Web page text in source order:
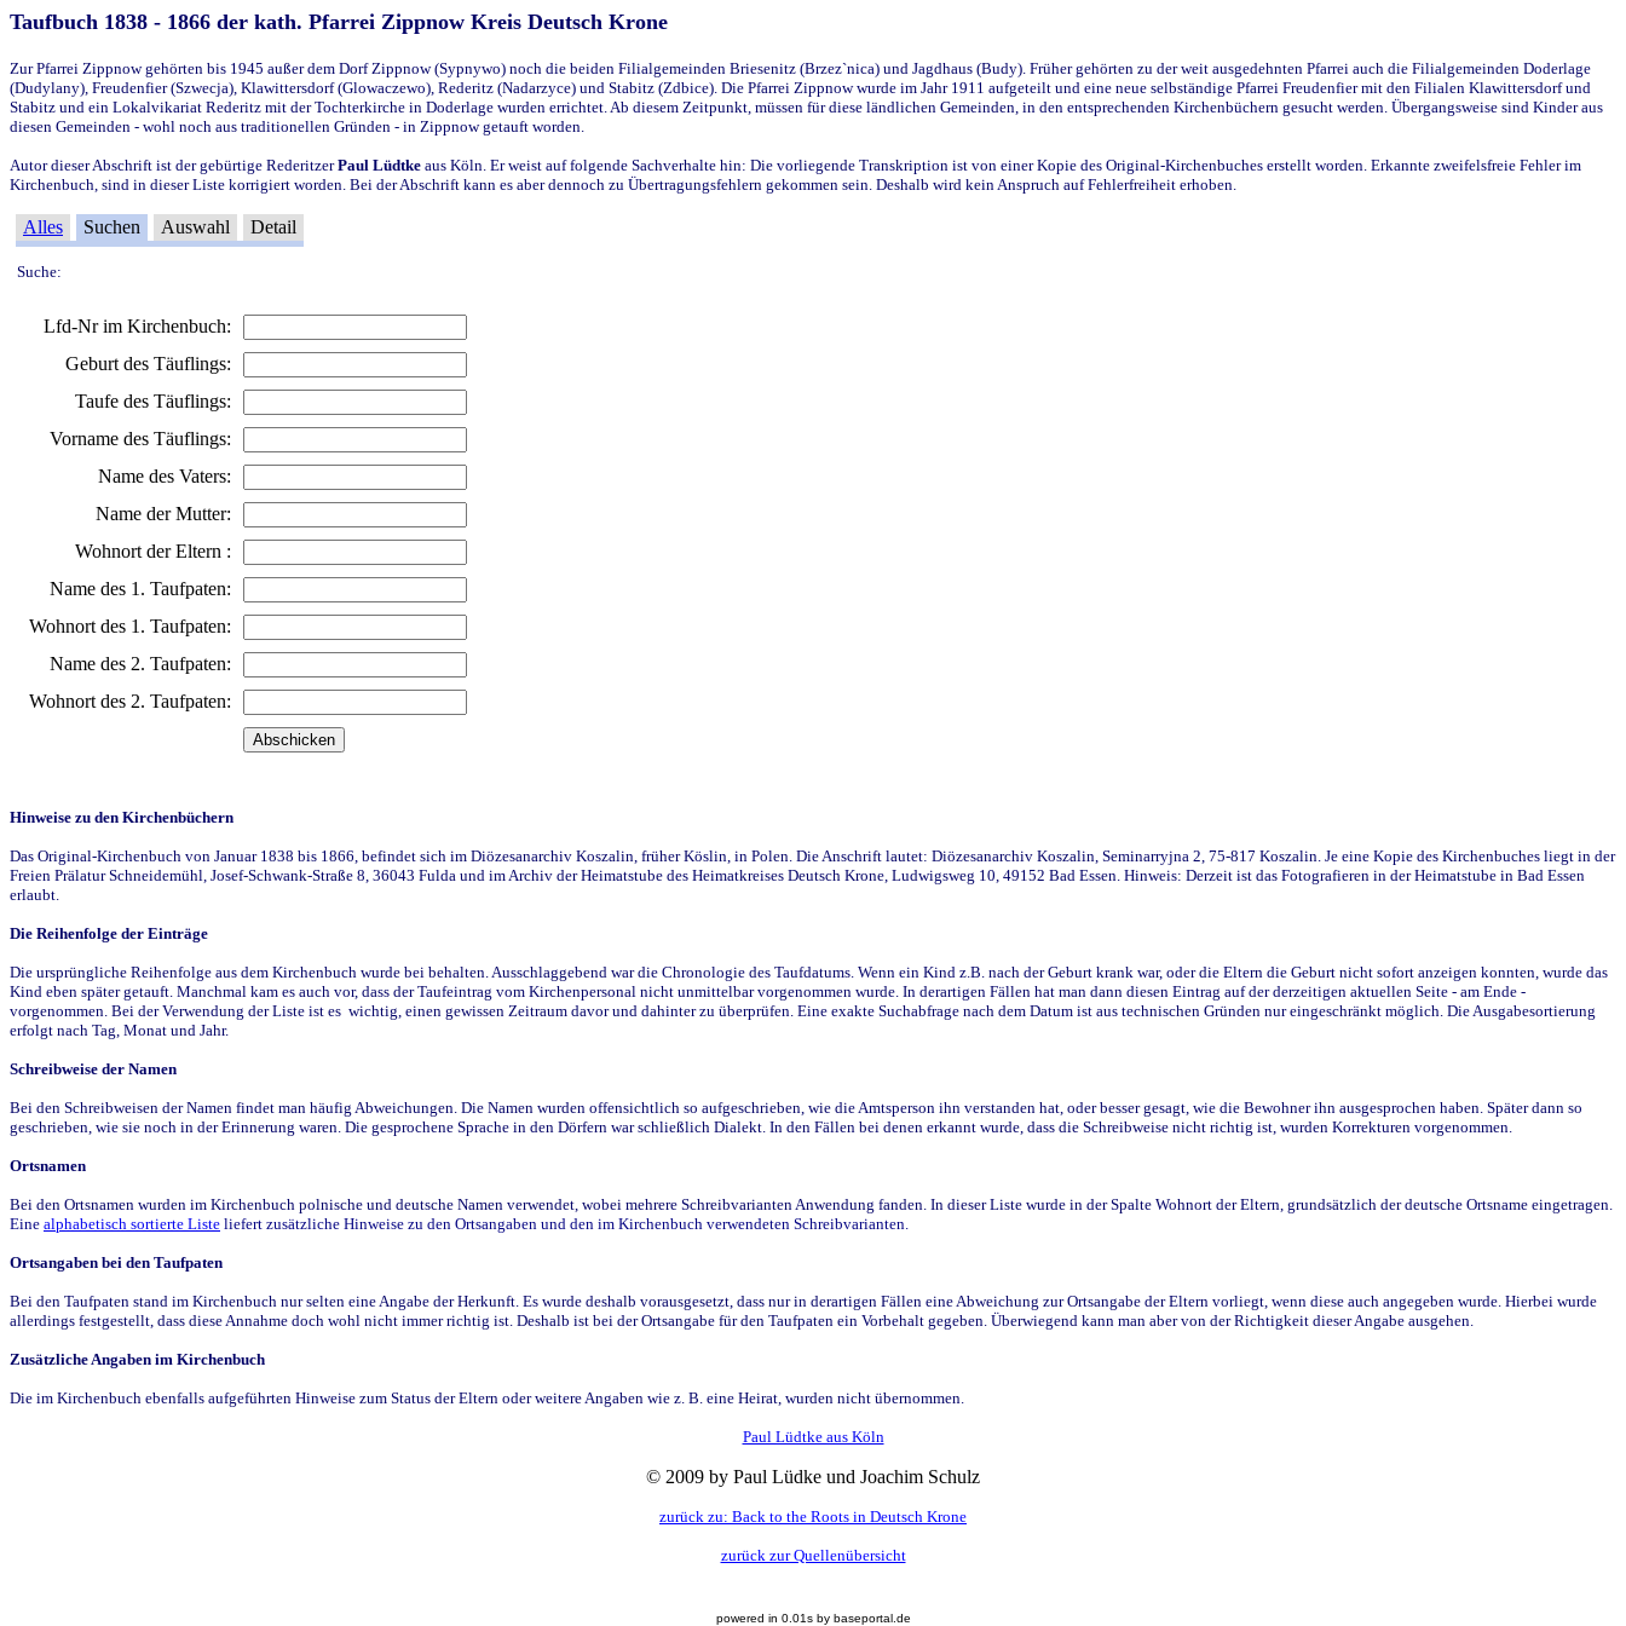
Taufbuch 1838 - 1866 der kath. Pfarrei Zippnow Kreis Deutsch Krone
Zur Pfarrei Zippnow gehörten bis 1945 außer dem Dorf Zippnow (Sypnywo) noch die beiden Filialgemeinden Briesenitz (Brzez`nica) und Jagdhaus (Budy). Früher gehörten zu der weit ausgedehnten Pfarrei auch die Filialgemeinden Doderlage
(Dudylany), Freudenfier (Szwecja), Klawittersdorf (Glowaczewo), Rederitz (Nadarzyce) und Stabitz (Zdbice). Die Pfarrei Zippnow wurde im Jahr 1911 aufgeteilt und eine neue selbständige Pfarrei Freudenfier mit den Filialen Klawittersdorf und
Stabitz und ein Lokalvikariat Rederitz mit der Tochterkirche in Doderlage wurden errichtet. Ab diesem Zeitpunkt, müssen für diese ländlichen Gemeinden, in den entsprechenden Kirchenbüchern gesucht werden. Übergangsweise sind Kinder aus
diesen Gemeinden - wohl noch aus traditionellen Gründen - in Zippnow getauft worden.
Autor dieser Abschrift ist der gebürtige RederitzerPaul Lüdtke aus Köln. Er weist auf folgende Sachverhalte hin: Die vorliegende Transkription ist von einer Kopie des Original-Kirchenbuches erstellt worden. Erkannte zweifelsfreie Fehler im
Kirchenbuch, sind in dieser Liste korrigiert worden. Bei der Abschrift kann es aber dennoch zu Übertragungsfehlern gekommen sein. Deshalb wird kein Anspruch auf Fehlerfreiheit erhoben.
Alles Suchen Auswahl Detail
Suche:
Lfd-Nr im Kirchenbuch:
Geburt des Täuflings:
Taufe des Täuflings:
Vorname des Täuflings:
Name des Vaters:
Name der Mutter:
Wohnort der Eltern :
Name des 1. Taufpaten:
Wohnort des 1. Taufpaten:
Name des 2. Taufpaten:
Wohnort des 2. Taufpaten:
Hinweise zu den Kirchenbüchern
Das Original-Kirchenbuch von Januar 1838 bis 1866, befindet sich im Diözesanarchiv Koszalin, früher Köslin, in Polen. Die Anschrift lautet: Diözesanarchiv Koszalin, Seminarryjna 2, 75-817 Koszalin. Je eine Kopie des Kirchenbuches liegt in der
Freien Prälatur Schneidemühl, Josef-Schwank-Straße 8, 36043 Fulda und im Archiv der Heimatstube des Heimatkreises Deutsch Krone, Ludwigsweg 10, 49152 Bad Essen. Hinweis: Derzeit ist das Fotografieren in der Heimatstube in Bad Essen
erlaubt.
Die Reihenfolge der Einträge
Die ursprüngliche Reihenfolge aus dem Kirchenbuch wurde bei behalten. Ausschlaggebend war die Chronologie des Taufdatums. Wenn ein Kind z.B. nach der Geburt krank war, oder die Eltern die Geburt nicht sofort anzeigen konnten, wurde das
Kind eben später getauft. Manchmal kam es auch vor, dass der Taufeintrag vom Kirchenpersonal nicht unmittelbar vorgenommen wurde. In derartigen Fällen hat man dann diesen Eintrag auf der derzeitigen aktuellen Seite - am Ende -
vorgenommen. Bei der Verwendung der Liste ist es wichtig, einen gewissen Zeitraum davor und dahinter zu überprüfen. Eine exakte Suchabfrage nach dem Datum ist aus technischen Gründen nur eingeschränkt möglich. Die Ausgabesortierung
erfolgt nach Tag, Monat und Jahr.
Schreibweise der Namen
Bei den Schreibweisen der Namen findet man häufig Abweichungen. Die Namen wurden offensichtlich so aufgeschrieben, wie die Amtsperson ihn verstanden hat, oder besser gesagt, wie die Bewohner ihn ausgesprochen haben. Später dann so
geschrieben, wie sie noch in der Erinnerung waren. Die gesprochene Sprache in den Dörfern war schließlich Dialekt. In den Fällen bei denen erkannt wurde, dass die Schreibweise nicht richtig ist, wurden Korrekturen vorgenommen.
Ortsnamen
Bei den Ortsnamen wurden im Kirchenbuch polnische und deutsche Namen verwendet, wobei mehrere Schreibvarianten Anwendung fanden. In dieser Liste wurde in der Spalte Wohnort der Eltern, grundsätzlich der deutsche Ortsname eingetragen.
Eine alphabetisch sortierte Liste liefert zusätzliche Hinweise zu den Ortsangaben und den im Kirchenbuch verwendeten Schreibvarianten.
Ortsangaben bei den Taufpaten
Bei den Taufpaten stand im Kirchenbuch nur selten eine Angabe der Herkunft. Es wurde deshalb vorausgesetzt, dass nur in derartigen Fällen eine Abweichung zur Ortsangabe der Eltern vorliegt, wenn diese auch angegeben wurde. Hierbei wurde
allerdings festgestellt, dass diese Annahme doch wohl nicht immer richtig ist. Deshalb ist bei der Ortsangabe für den Taufpaten ein Vorbehalt gegeben. Überwiegend kann man aber von der Richtigkeit dieser Angabe ausgehen.
Zusätzliche Angaben im Kirchenbuch
Die im Kirchenbuch ebenfalls aufgeführten Hinweise zum Status der Eltern oder weitere Angaben wie z. B. eine Heirat, wurden nicht übernommen.
Paul Lüdtke aus Köln
© 2009 by Paul Lüdke und Joachim Schulz
zurück zu: Back to the Roots in Deutsch Krone
zurück zur Quellenübersicht
powered in 0.01s by baseportal.de